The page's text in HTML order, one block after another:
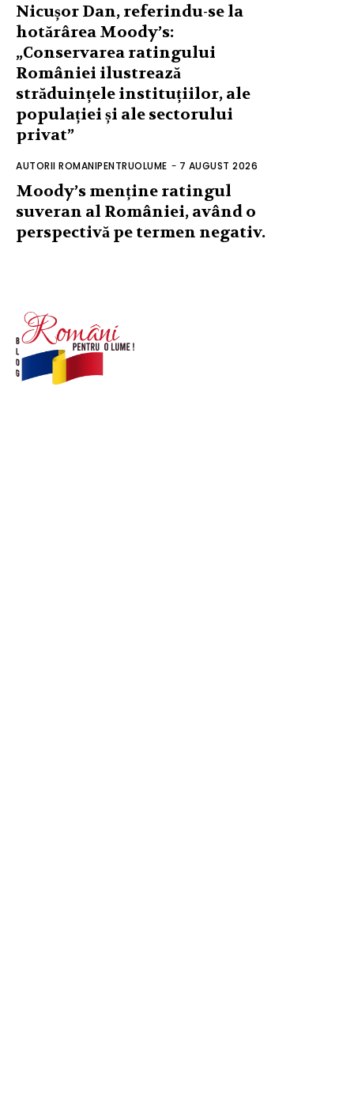
Nicușor Dan, referindu-se la
hotărârea Moody’s:
„Conservarea ratingului
României ilustrează
străduințele instituțiilor, ale
populației și ale sectorului
privat”
AUTORII ROMANIPENTRUOLUME - 7 AUGUST 2026
Moody’s menține ratingul
suveran al României, având o
perspectivă pe termen negativ.